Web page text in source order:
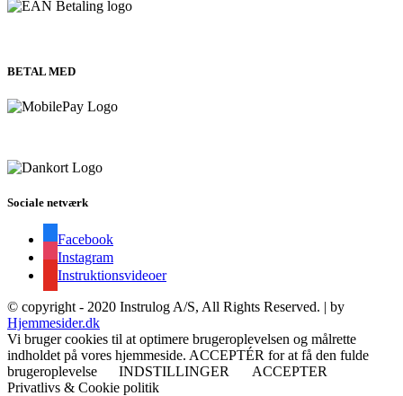
BETAL MED
Sociale netværk
Facebook
Instagram
Instruktionsvideoer
© copyright - 2020 Instrulog A/S, All Rights Reserved. | by
Hjemmesider.dk
Vi bruger cookies til at optimere brugeroplevelsen og målrette
indholdet på vores hjemmeside. ACCEPTÉR for at få den fulde
brugeroplevelse
INDSTILLINGER
ACCEPTER
Privatlivs & Cookie politik